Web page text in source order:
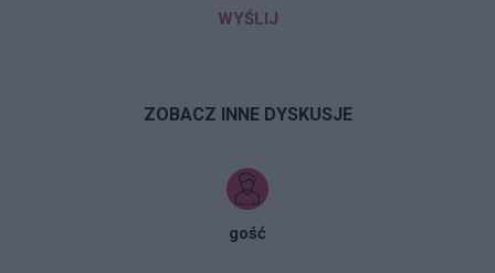
WYŚLIJ
ZOBACZ INNE DYSKUSJE
gość